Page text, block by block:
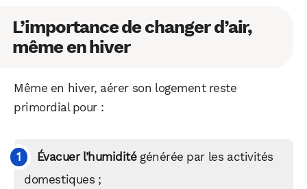
L’importance de changer d’air,
même en hiver
Même en hiver, aérer son logement reste
primordial pour :
Évacuer l’humiditégénérée par les activités
domestiques ;